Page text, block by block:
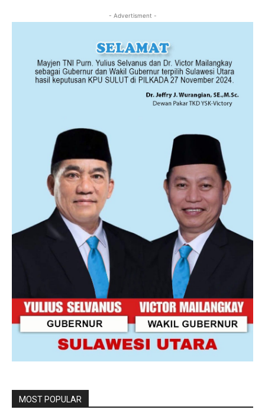
- Advertisment -
MOST POPULAR